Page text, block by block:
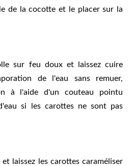
de la cocotte et le placer sur la
sur feu doux et laissez cuire
de l'eau sans remuer,
à l'aide d'un couteau pointu
si les carottes ne sont pas
laissez les carottes caraméliser